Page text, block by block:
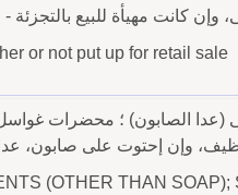
كانت مهيأة للبيع بالتجزئة -
or not put up for retail sale
الصابون) ؛ محضرات
وإن إحتوت على صابون، عدا تلك
(OTHER THAN SOAP);